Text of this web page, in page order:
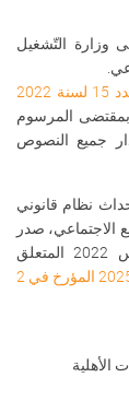
وزارة التّشغيل
المرسوم عدد 15 لسنة 2022
بمقتضى المرسوم
المؤرخ في 2 أكتوبر 2025 وإصدار جميع النصوص
نظام قانوني
الاجتماعي، صدر
المرسوم عدد 15 لسنة 2022 المؤرخ في 20 مارس 2022 المتعلق
المرسوم عدد 3 لسنة 2025 المؤرخ في 2